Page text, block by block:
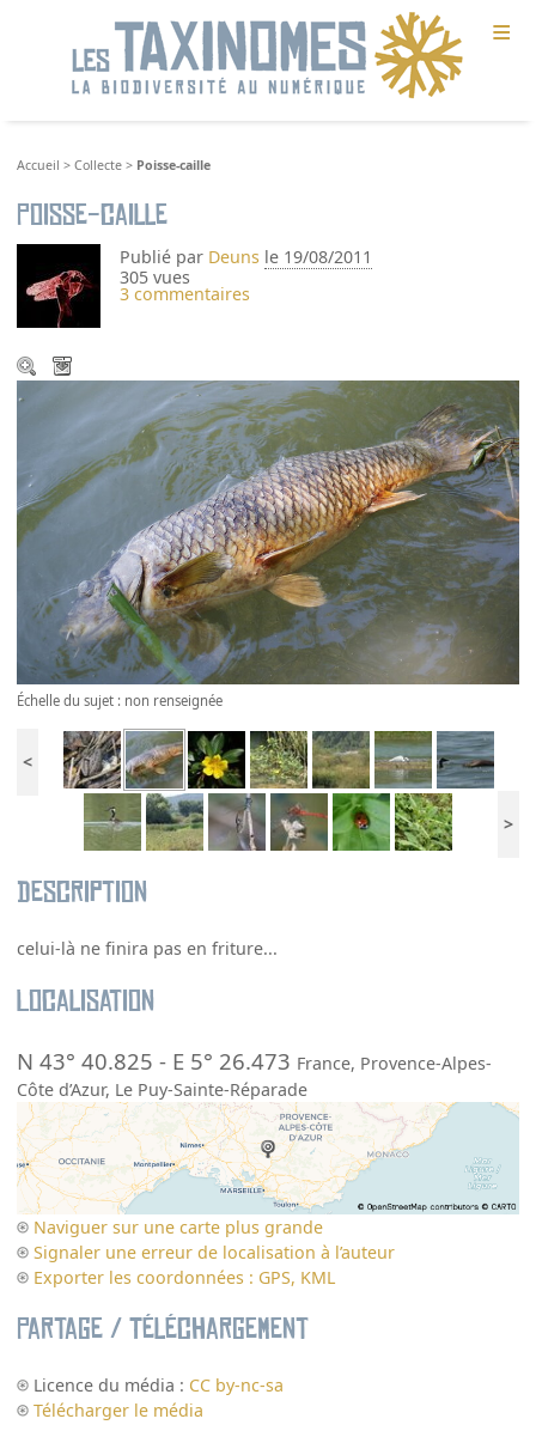
≡
Accueil >Collecte > Poisse-caille
Poisse-caille
Publié par Deuns le 19/08/2011
305 vues
3 commentaires
Échelle du sujet : non renseignée
<
>
Description
celui-là ne finira pas en friture...
Localisation
N 43° 40.825 - E 5° 26.473 France, Provence-Alpes-
Côte d’Azur, Le Puy-Sainte-Réparade
Naviguer sur une carte plus grande
Signaler une erreur de localisation à l’auteur
Exporter les coordonnées : GPS, KML
Partage / Téléchargement
Licence du média : CC by-nc-sa
Télécharger le média